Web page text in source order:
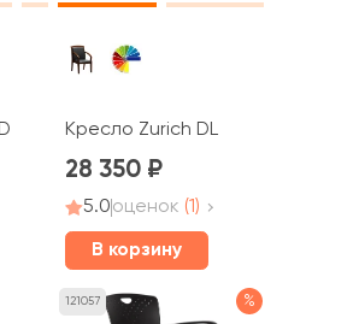
Кресло Zurich DL
28 350
5.0оценок (1)
В корзину
121057 %